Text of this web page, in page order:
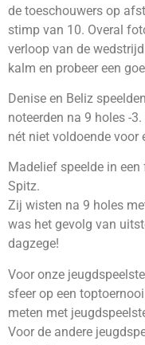
de toeschouwers op
stimp van 10. Overal
verloop van de
kalm en probeer een
Denise en Beliz
noteerden na 9 holes -
nét niet voldoende voor
Madelief speelde in
Spitz.
Zij wisten na 9 holes
was het gevolg van
dagzege!
Voor onze
sfeer op een
meten met
Voor de andere